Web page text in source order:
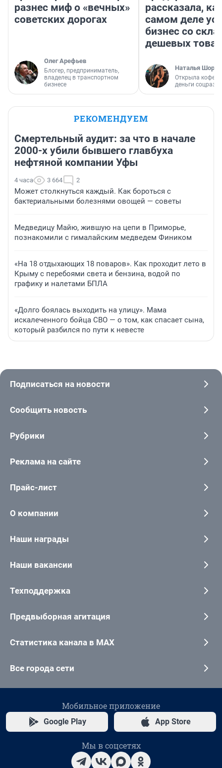
разнес миф о «вечных»
советских дорогах
Олег Арефьев
Блогер, предприниматель,
владелец в транспортном
бизнесе
рассказала,
самом деле
бизнес со
дешевых
Наталья
Открыла
деньги
РЕКОМЕНДУЕМ
Смертельный аудит: за что в начале
2000-х убили бывшего главбуха
нефтяной компании Уфы
4 часа 3 664 2
Может столкнуться каждый. Как бороться с
бактериальными болезнями овощей — советы
Медведицу Майю, жившую на цепи в Приморье,
познакомили с гималайским медведем Фиником
«На 18 отдыхающих 18 поваров». Как проходит лето в
Крыму с перебоями света и бензина, водой по
графику и налетами БПЛА
«Долго боялась выходить на улицу». Мама
искалеченного бойца СВО — о том, как спасает сына,
который разбился по пути к невесте
Подписаться на новости
Сообщить новость
Рубрики
Реклама на сайте
Прайс-лист
О компании
Наши награды
Наши вакансии
Техподдержка
Предвыборная агитация
Статистика канала в MAX
Все города сети
Мобильное приложение
Google Play App Store
Мы в соцсетях